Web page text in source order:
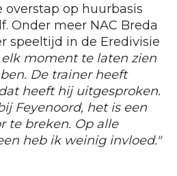
op huurbasis
Onder meer NAC Breda
speeltijd in de Eredivisie
elk moment te laten zien
De trainer heeft
heeft hij uitgesproken.
Feyenoord, het is een
te breken. Op alle
heb ik weinig invloed."